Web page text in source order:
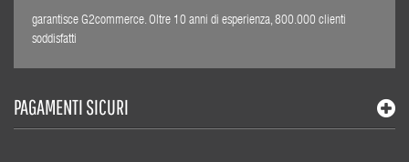
garantisce G2commerce. Oltre 10 anni di esperienza, 800.000 clienti
soddisfatti
PAGAMENTI SICURI